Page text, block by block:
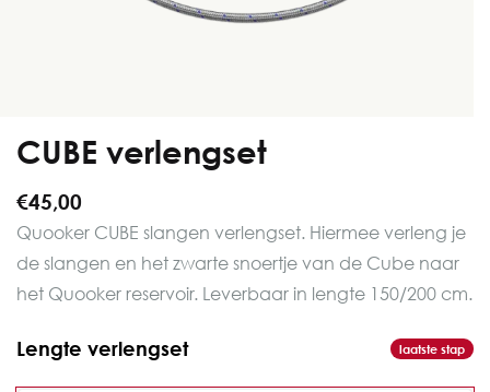
CUBE verlengset
€45,00
Quooker CUBE slangen verlengset. Hiermee verleng je
de slangen en het zwarte snoertje van de Cube naar
het Quooker reservoir. Leverbaar in lengte 150/200 cm.
Lengte verlengset laatste stap